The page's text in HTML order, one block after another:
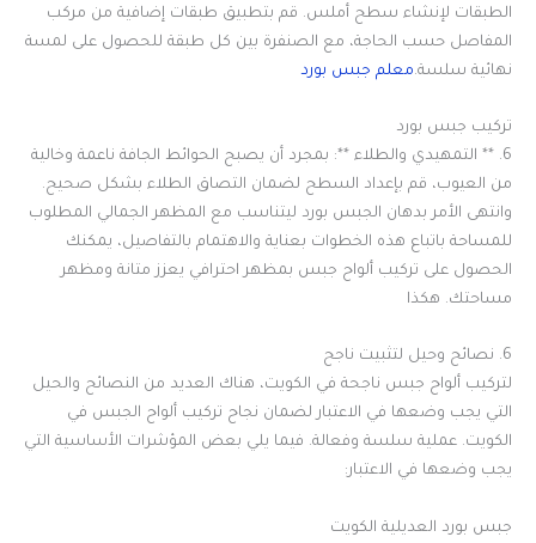
الطبقات لإنشاء سطح أملس. قم بتطبيق طبقات إضافية من مركب
المفاصل حسب الحاجة، مع الصنفرة بين كل طبقة للحصول على لمسة
نهائية سلسة.معلم جبس بورد
تركيب جبس بورد
6. ** التمهيدي والطلاء **: بمجرد أن يصبح الحوائط الجافة ناعمة وخالية
من العيوب، قم بإعداد السطح لضمان التصاق الطلاء بشكل صحيح.
وانتهى الأمر بدهان الجبس بورد ليتناسب مع المظهر الجمالي المطلوب
للمساحة باتباع هذه الخطوات بعناية والاهتمام بالتفاصيل، يمكنك
الحصول على تركيب ألواح جبس بمظهر احترافي يعزز متانة ومظهر
مساحتك. هكذا
6. نصائح وحيل لتثبيت ناجح
لتركيب ألواح جبس ناجحة في الكويت، هناك العديد من النصائح والحيل
التي يجب وضعها في الاعتبار لضمان نجاح تركيب ألواح الجبس في
الكويت. عملية سلسة وفعالة. فيما يلي بعض المؤشرات الأساسية التي
يجب وضعها في الاعتبار:
جبس بورد العديلية الكويت